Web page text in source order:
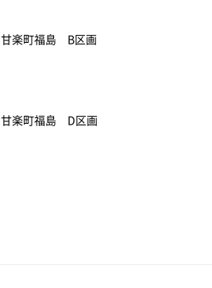
甘楽町福島 B区画
甘楽町福島 D区画